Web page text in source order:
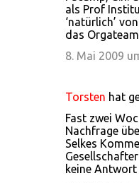
als Prof
‘natürlich’
das
8. Mai 2009
Torsten hat
Fast zwei
Nachfrage
Selkes
keine